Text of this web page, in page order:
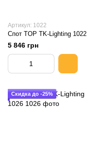
Артикул: 1022
Спот TOP TK-Lighting 1022
5 846 грн
Скидка до -25%